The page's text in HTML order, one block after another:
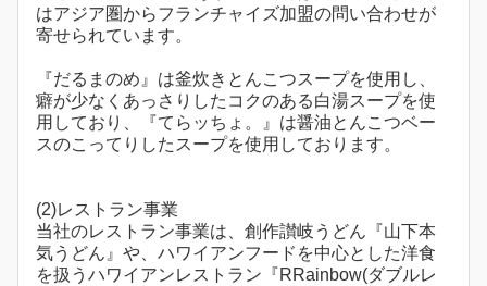
はアジア圏からフランチャイズ加盟の問い合わせが
寄せられています。
『だるまのめ』は釜炊きとんこつスープを使用し、
癖が少なくあっさりしたコクのある白湯スープを使
用しており、『てらッちょ。』は醤油とんこつベー
スのこってりしたスープを使用しております。
(2)レストラン事業
当社のレストラン事業は、創作讃岐うどん『山下本
気うどん』や、ハワイアンフードを中心とした洋食
を扱うハワイアンレストラン『RRainbow(ダブルレ